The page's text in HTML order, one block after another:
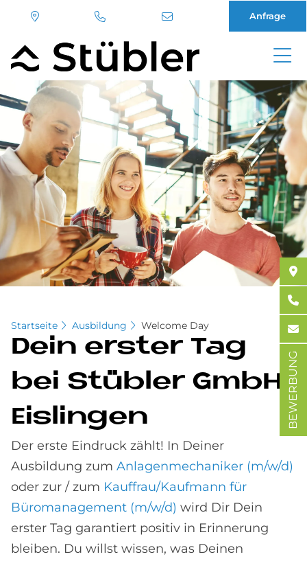
zum
Inhalt
Anfrage
Startseite Ausbildung Welcome Day
Dein er­ster Tag
bei Stüb­ler GmbH
Eis­lin­gen
Der erste Eindruck zählt! In Deiner
Ausbildung zum Anlagenmechaniker (m/w/d)
oder zur / zum Kauffrau/Kaufmann für
Büromanagement (m/w/d) wird Dir Dein
erster Tag garantiert positiv in Erinnerung
bleiben. Du willst wissen, was Deinen
BEWERBUNG